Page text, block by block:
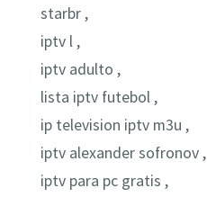
starbr ,
iptv l ,
iptv adulto ,
lista iptv futebol ,
ip television iptv m3u ,
iptv alexander sofronov ,
iptv para pc gratis ,